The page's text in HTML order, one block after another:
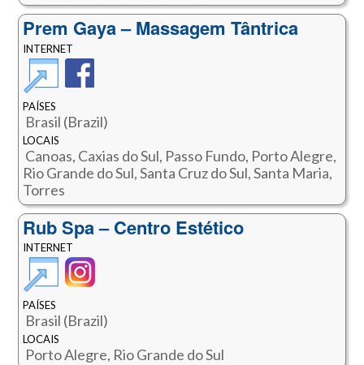
Prem Gaya – Massagem Tântrica
INTERNET
PAÍSES
Brasil (Brazil)
LOCAIS
Canoas, Caxias do Sul, Passo Fundo, Porto Alegre,
Rio Grande do Sul, Santa Cruz do Sul, Santa Maria,
Torres
Rub Spa – Centro Estético
INTERNET
PAÍSES
Brasil (Brazil)
LOCAIS
Porto Alegre, Rio Grande do Sul